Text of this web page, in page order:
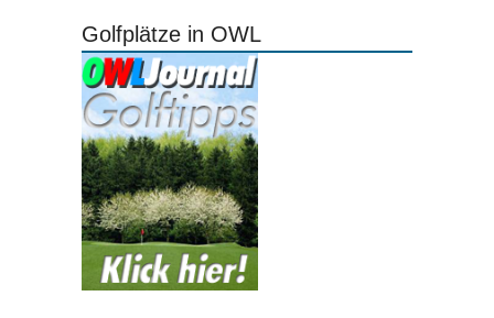
Golfplätze in OWL